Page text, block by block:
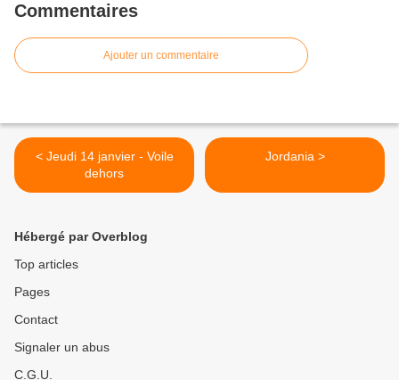
Commentaires
Ajouter un commentaire
< Jeudi 14 janvier - Voile
dehors
Jordania >
Hébergé par Overblog
Top articles
Pages
Contact
Signaler un abus
C.G.U.